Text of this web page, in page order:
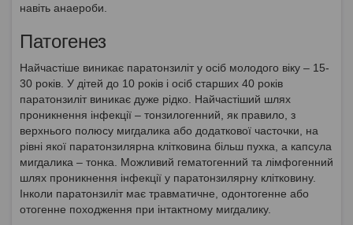
навіть анаероби.
Патогенез
Найчастіше виникає паратонзиліт у осіб молодого віку – 15-
30 років. У дітей до 10 років і осіб старших 40 років
паратонзиліт виникає дуже рідко. Найчастіший шлях
проникнення інфекції – тонзилогенний, як правило, з
верхнього полюсу мигдалика або додаткової часточки, на
рівні якої паратонзилярна клітковина більш пухка, а капсула
мигдалика – тонка. Можливий гематогенний та лімфогенний
шлях проникнення інфекції у паратонзилярну клітковину.
Інколи паратонзиліт має травматичне, одонтогенне або
отогенне походження при інтактному мигдалику.